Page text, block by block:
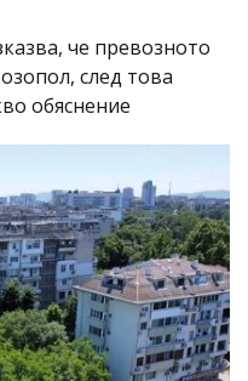
че превозното
след това
обяснение